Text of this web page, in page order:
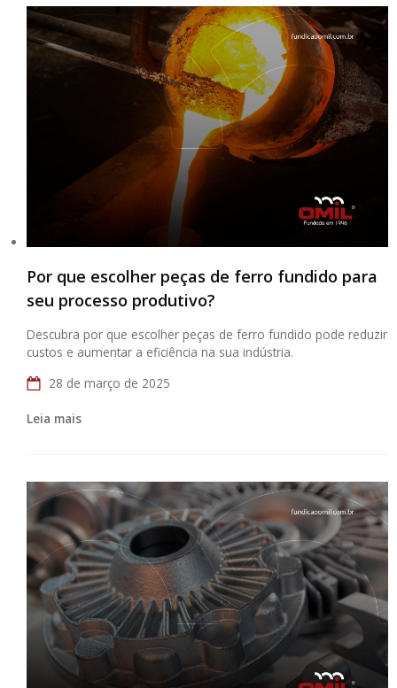
Por que escolher peças de ferro fundido para
seu processo produtivo?
Descubra por que escolher peças de ferro fundido pode reduzir
custos e aumentar a eficiência na sua indústria.
28 de março de 2025
Leia mais